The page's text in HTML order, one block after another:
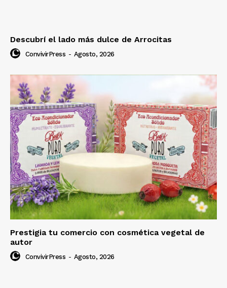
Descubrí el lado más dulce de Arrocitas
ConvivirPress - Agosto, 2026
Prestigia tu comercio con cosmética vegetal de
autor
ConvivirPress - Agosto, 2026